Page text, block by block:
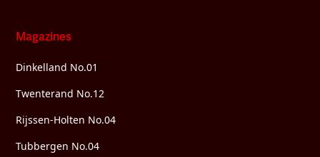
Magazines
Dinkelland No.01
Twenterand No.12
Rijssen-Holten No.04
Tubbergen No.04